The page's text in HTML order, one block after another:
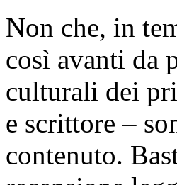
Non che, in
così avanti da
culturali dei
e scrittore –
contenuto.